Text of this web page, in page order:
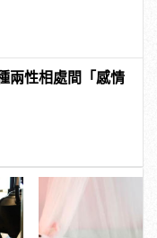
兩性相處間「感情